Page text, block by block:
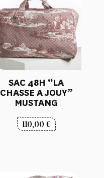
SAC 48H “LA
CHASSE A JOUY”
MUSTANG
110,00€